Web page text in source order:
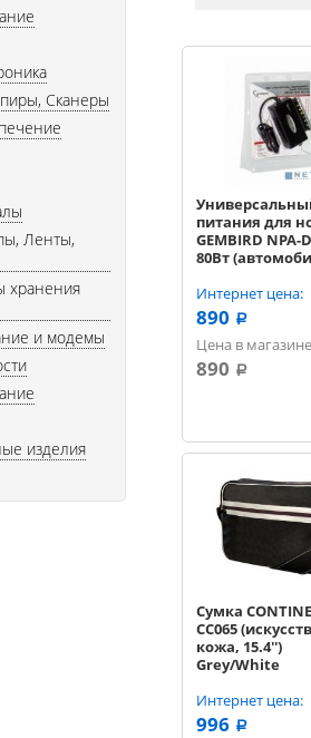
питания для
GEMBIRD NPA-
80Вт
Интернет цена:
890 a
Цена в
890 a
Сумка
СС065
кожа, 15.4'')
Grey/White
Интернет цена:
996 a
Сканеры
Ленты,
хранения
и модемы
изделия